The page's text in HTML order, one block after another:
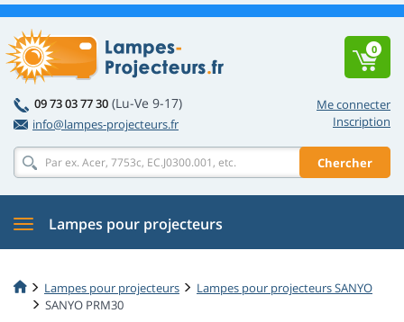
Me connecter
Inscription
09 73 03 77 30 (Lu-Ve 9-17)
info@lampes-projecteurs.fr
Chercher
0
Lampes pour projecteurs
Lampes pour projecteurs
Lampes pour projecteurs SANYO
SANYO PRM30